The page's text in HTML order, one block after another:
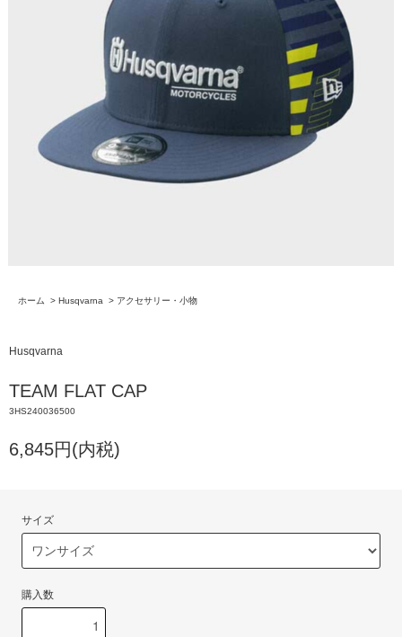
ホーム > Husqvarna > アクセサリー・小物
Husqvarna
TEAM FLAT CAP
3HS240036500
6,845円(内税)
サイズ
購入数